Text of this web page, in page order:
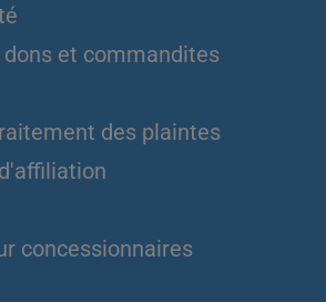
dons et commandites
des plaintes
concessionnaires